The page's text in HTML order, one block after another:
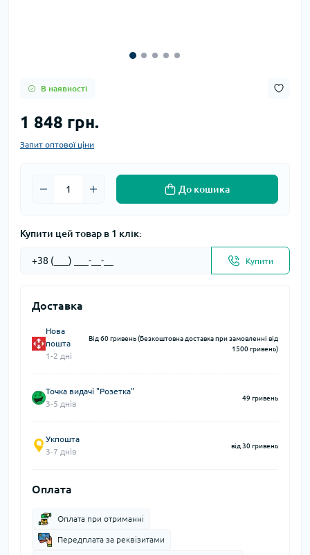
В наявності
1 848 грн.
Запит оптової ціни
До кошика
Купити цей товар в 1 клік:
Купити
Доставка
Нова
пошта
1-2 дні
Від 60 гривень (Безкоштовна доставка при замовленні від
1500 гривень)
Точка видачі "Розетка"
3-5 днів
49 гривень
Укпошта
3-7 днів
від 30 гривень
Оплата
Оплата при отриманні
Передплата за реквізитами